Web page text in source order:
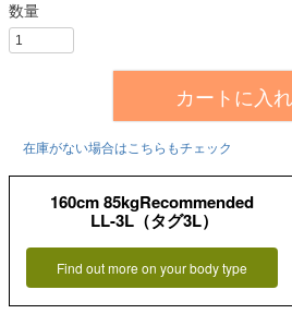
カートに入
在庫がない場合はこちらもチェック
160cm 85kgRecommended
LL-3L（タグ3L）
Find out more on your body type